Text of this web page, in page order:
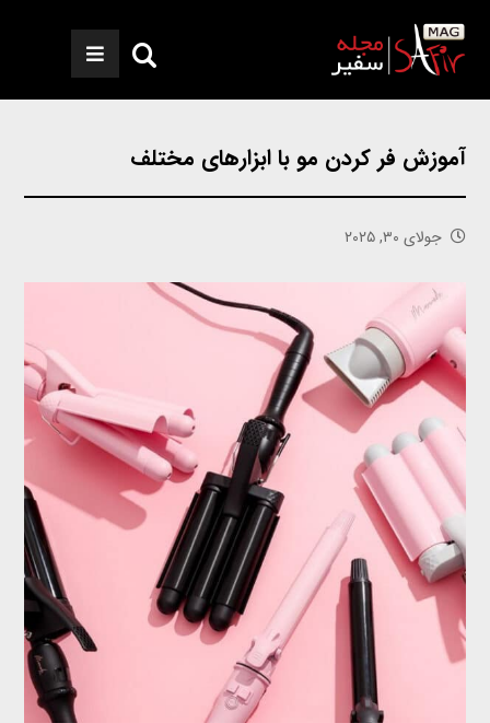
آموزش فر کردن مو با ابزارهای مختلف
جولای ۳۰, ۲۰۲۵